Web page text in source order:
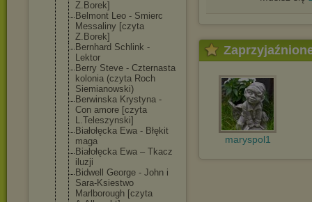
Z.Borek]
Belmont Leo - Smierc
Messaliny [czyta
Z.Borek]
Bernhard Schlink -
Lektor
Berry Steve - Czternasta
kolonia (czyta Roch
Siemianowski)
Berwinska Krystyna -
Con amore [czyta
L.Teleszynski]
Białołęcka Ewa - Błękit
maga
Białołęcka Ewa – Tkacz
iluzji
Bidwell George - John i
Sara-Ksiestwo
Marlborough [czyta
maryspol1